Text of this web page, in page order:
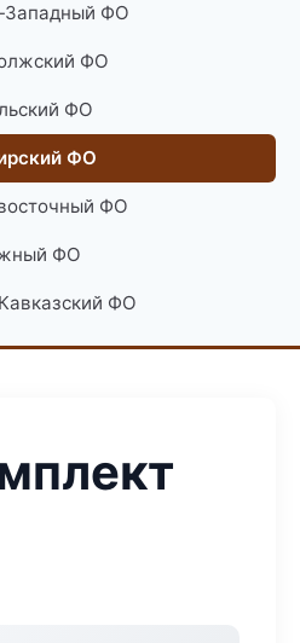
Западный ФО
ФО
ФО
ФО
ФО
ФО
ФО